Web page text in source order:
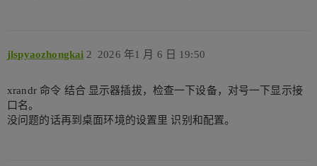
jlspyaozhongkai 2026 年1 月 6 日 19:50
2
xrandr 命令 结合 显示器插拔，检查一下设备，对号一下显示接
口名。
没问题的话再到桌面环境的设置里 识别和配置。